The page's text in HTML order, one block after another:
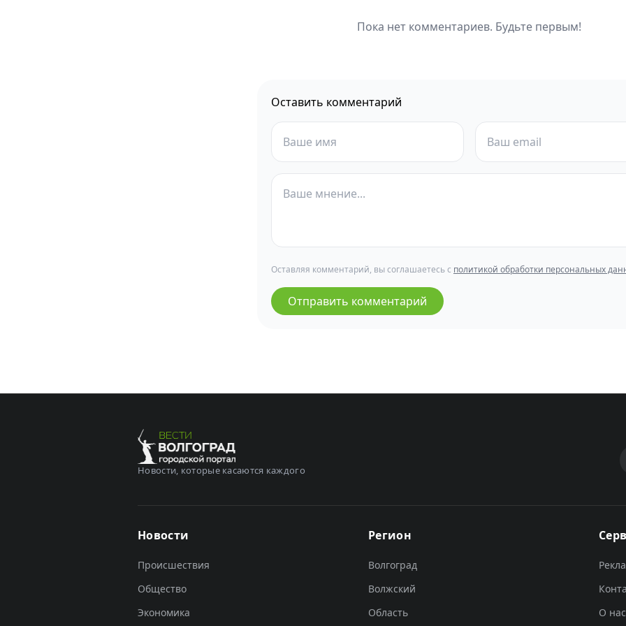
Пока нет комментариев. Будьте первым!
Оставить комментарий
Оставляя комментарий, вы соглашаетесь с политикой обработки персональных
Отправить комментарий
Новости, которые касаются каждого
Новости
Происшествия
Общество
Экономика
Регион
Волгоград
Волжский
Область
О нас